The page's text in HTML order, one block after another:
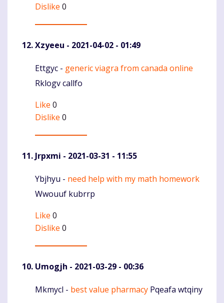
Dislike 0
Xzyeeu - 2021-04-02 - 01:49
Komentaras
Ettgyc - generic viagra from canada online
Rklogv callfo
Like 0
Dislike 0
Jrpxmi - 2021-03-31 - 11:55
Komentaras
Ybjhyu - need help with my math homework
Wwouuf kubrrp
Like 0
Dislike 0
Umogjh - 2021-03-29 - 00:36
Komentaras
Mkmycl - best value pharmacy Pqeafa wtqiny